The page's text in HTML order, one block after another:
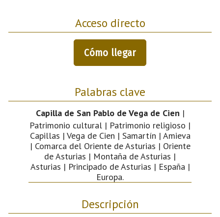
Acceso directo
Cómo llegar
Palabras clave
Capilla de San Pablo de Vega de Cien |
Patrimonio cultural | Patrimonio religioso |
Capillas | Vega de Cien | Samartín | Amieva
| Comarca del Oriente de Asturias | Oriente
de Asturias | Montaña de Asturias |
Asturias | Principado de Asturias | España |
Europa.
Descripción